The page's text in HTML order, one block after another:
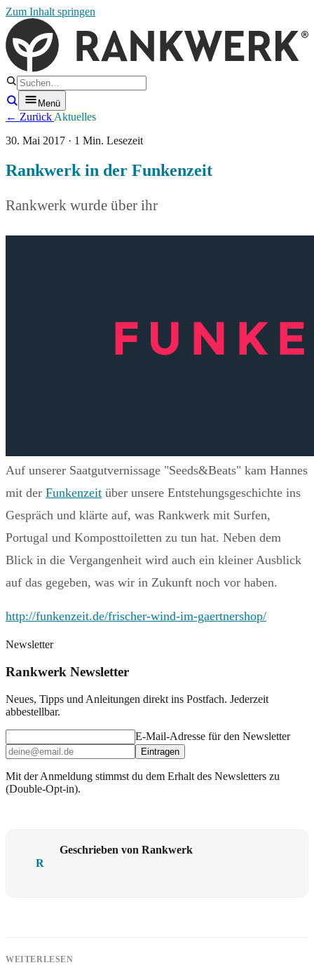
Zum Inhalt springen
Menü
← Zurück Aktuelles
30. Mai 2017 · 1 Min. Lesezeit
Rankwerk in der Funkenzeit
Rankwerk wurde über ihr
Auf unserer Saatgutvernissage "Seeds&Beats" kam Hannes
mit der Funkenzeit über unsere Entstehungsgeschichte ins
Gespräch und klärte auf, was Rankwerk mit Surfen,
Portugal und Komposttoiletten zu tun hat. Neben dem
Blick in die Vergangenheit wird auch ein kleiner Ausblick
auf das gegeben, was wir in Zukunft noch vor haben.
http://funkenzeit.de/frischer-wind-im-gaertnershop/
Newsletter
Rankwerk Newsletter
Neues, Tipps und Anleitungen direkt ins Postfach. Jederzeit
abbestellbar.
E-Mail-Adresse für den Newsletter
Eintragen
Mit der Anmeldung stimmst du dem Erhalt des Newsletters zu
(Double-Opt-in).
R
Geschrieben von Rankwerk
WEITERLESEN